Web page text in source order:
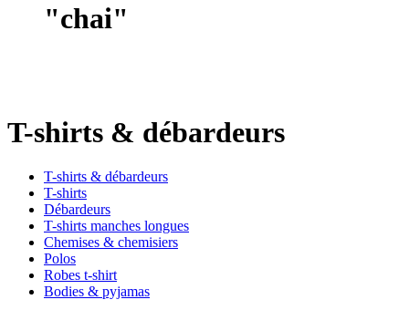
"chai"
T-shirts & débardeurs
T-shirts & débardeurs
T-shirts
Débardeurs
T-shirts manches longues
Chemises & chemisiers
Polos
Robes t-shirt
Bodies & pyjamas